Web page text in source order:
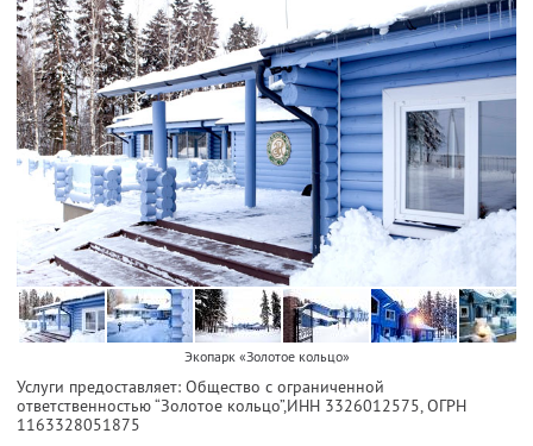
Экопарк «Золотое кольцо»
Услуги предоставляет: Общество с ограниченной
ответственностью “Золотое кольцо”,ИНН 3326012575, ОГРН
1163328051875